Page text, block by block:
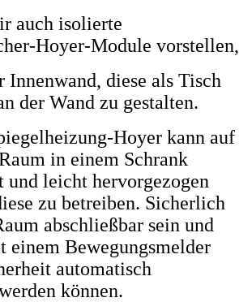
auch isolierte
Hoyer-Module vorstellen,
Innenwand, diese als Tisch
der Wand zu gestalten.
Hoyer kann auf
in einem Schrank
und leicht hervorgezogen
zu betreiben. Sicherlich
abschließbar sein und
einem Bewegungsmelder
automatisch
können.